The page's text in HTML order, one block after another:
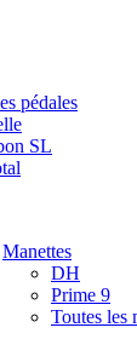
pédales
SL
Manettes
DH
Prime 9
Toutes les